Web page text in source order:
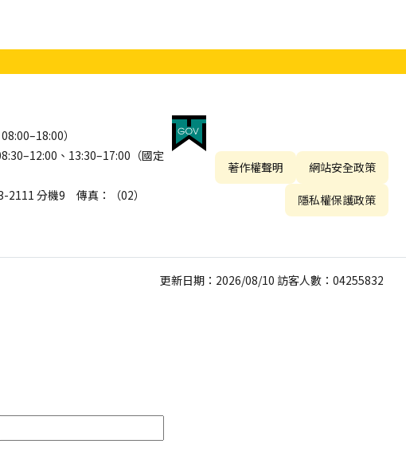
）
、13:30–17:00（國定
2111 分機9 傳真：（02）
著作權聲明 網站安全政策
隱私權保護政策
更新日期：2026/08/10 訪客人數：04255832